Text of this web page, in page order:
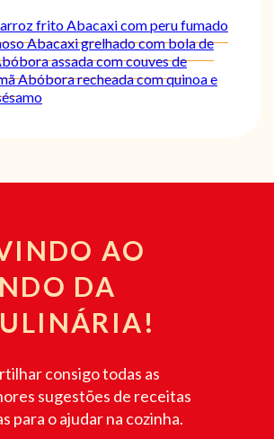
fritoAbacaxi com peru fumado
Abacaxi grelhado com bola de
assada com couves de
Abóbora recheada com quinoa e
AO
DA
consigo todas as
sugestões de receitas
para o ajudar na cozinha.